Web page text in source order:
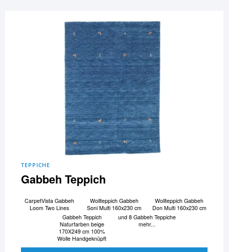
TEPPICHE
Gabbeh Teppich
CarpetVista Gabbeh
Loom Two Lines
Wollteppich Gabbeh
Soni Multi 160x230 cm
Wollteppich Gabbeh
Don Multi 160x230 cm
Gabbeh Teppich
Naturfarben beige
170X249 cm 100%
Wolle Handgeknüpft
und 8 Gabbeh Teppiche
mehr...